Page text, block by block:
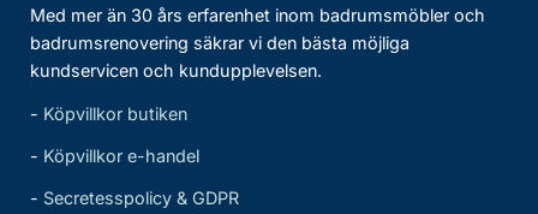
Med mer än 30 års erfarenhet inom badrumsmöbler och
badrumsrenovering säkrar vi den bästa möjliga
kundservicen och kundupplevelsen.
- Köpvillkor butiken
- Köpvillkor e-handel
- Secretesspolicy & GDPR